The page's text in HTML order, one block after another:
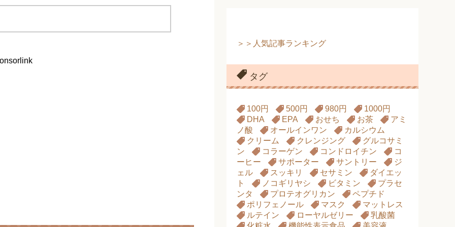
＞＞人気記事ランキング
タグ
100円 500円 980円
1000円
DHA
EPA おせち お茶
アミ
ノ酸
オールインワン
カルシウム
クリーム
クレンジング
グルコサミ
ン
コラーゲン コンドロイチン
コ
ーヒー
サポーター サントリー
ジ
ェル
スッキリ セサミン
ダイエッ
ト
ノコギリヤシ ビタミン
プラセ
ンタ
プロテオグリカン
ペプチド
ポリフェノール
マスク
マットレス
ルテイン
ローヤルゼリー
乳酸菌